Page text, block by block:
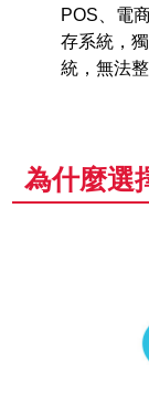
POS、電
存系統，
統，無法
為什麼選